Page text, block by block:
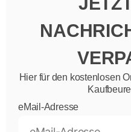
Hier für den kostenlosen
eMail-Adresse